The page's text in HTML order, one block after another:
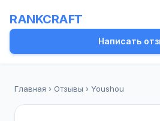
RANKCRAFT
Написать
Главная › Отзывы › Youshou